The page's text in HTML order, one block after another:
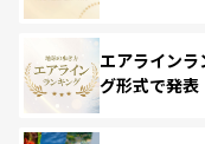
エアライン
グ形式で発表